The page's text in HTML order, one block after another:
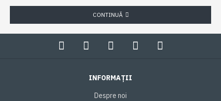
CONTINUĂ
INFORMAȚII
Despre noi